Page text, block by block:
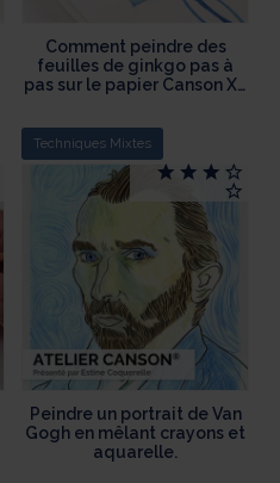
Comment peindre des
feuilles de ginkgo pas à
pas sur le papier Canson XL
Techniques Mixtes
Peindre un portrait de Van
Gogh en mêlant crayons et
aquarelle.